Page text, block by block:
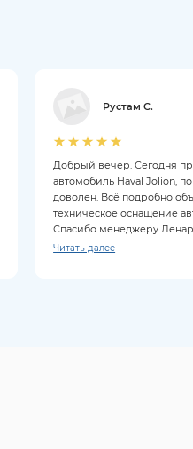
Рустам С.
Добрый вечер. Сегодня
автомобиль Haval Jolion,
доволен. Всё подробно
техническое оснащение
Спасибо менеджеру
Читать далее